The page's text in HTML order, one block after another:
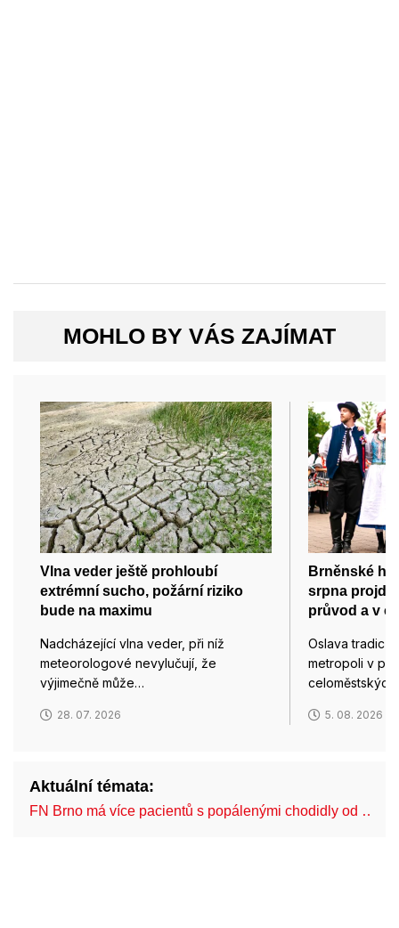
MOHLO BY VÁS ZAJÍMAT
Vlna veder ještě prohloubí
extrémní sucho, požární riziko
bude na maximu
Nadcházející vlna veder, při níž
meteorologové nevylučují, že
výjimečně může…
28. 07. 2026
Brněnské
srpna projde
průvod a v
Oslava tradic
metropoli v
5. 08. 2026
Aktuální témata:
FN Brno má více pacientů s popálenými chodidly od …